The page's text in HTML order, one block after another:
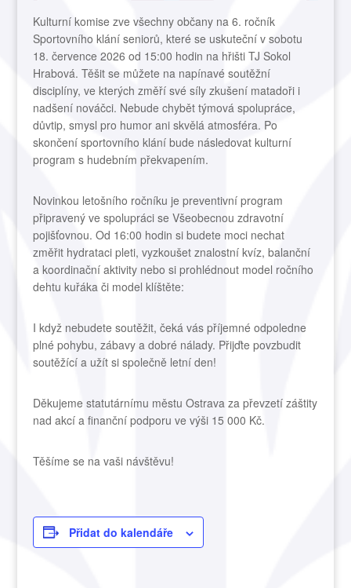
Kulturní komise zve všechny občany na 6. ročník
Sportovního klání seniorů, které se uskuteční v sobotu
18. července 2026 od 15:00 hodin na hřišti TJ Sokol
Hrabová. Těšit se můžete na napínavé soutěžní
disciplíny, ve kterých změří své síly zkušení matadoři i
nadšení nováčci. Nebude chybět týmová spolupráce,
důvtip, smysl pro humor ani skvělá atmosféra. Po
skončení sportovního klání bude následovat kulturní
program s hudebním překvapením.
Novinkou letošního ročníku je preventivní program
připravený ve spolupráci se Všeobecnou zdravotní
pojišťovnou. Od 16:00 hodin si budete moci nechat
změřit hydrataci pleti, vyzkoušet znalostní kvíz, balanční
a koordinační aktivity nebo si prohlédnout model ročního
dehtu kuřáka či model klíštěte:
I když nebudete soutěžit, čeká vás příjemné odpoledne
plné pohybu, zábavy a dobré nálady. Přijďte povzbudit
soutěžící a užít si společně letní den!
Děkujeme statutárnímu městu Ostrava za převzetí záštity
nad akcí a finanční podporu ve výši 15 000 Kč.
Těšíme se na vaši návštěvu!
Přidat do kalendáře